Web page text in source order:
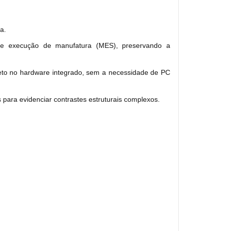
execução de manufatura (MES), preservando a
no hardware integrado, sem a necessidade de PC
evidenciar contrastes estruturais complexos.